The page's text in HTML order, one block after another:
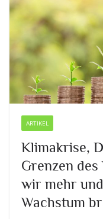
ARTIKEL
Klimakrise,
Grenzen des
wir mehr
Wachstum